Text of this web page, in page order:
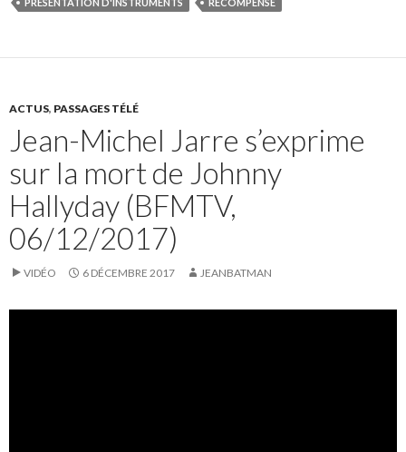
ACTUS, PASSAGES TÉLÉ
Jean-Michel Jarre s’exprime
sur la mort de Johnny
Hallyday (BFMTV,
06/12/2017)
VIDÉO 6 DÉCEMBRE 2017 JEANBATMAN